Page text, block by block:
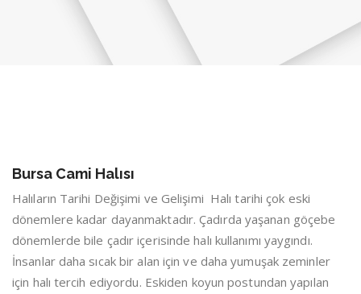
Bursa Cami Halısı
Halıların Tarihi Değişimi ve Gelişimi Halı tarihi çok eski
dönemlere kadar dayanmaktadır. Çadırda yaşanan göçebe
dönemlerde bile çadır içerisinde halı kullanımı yaygındı.
İnsanlar daha sıcak bir alan için ve daha yumuşak zeminler
için halı tercih ediyordu. Eskiden koyun postundan yapılan